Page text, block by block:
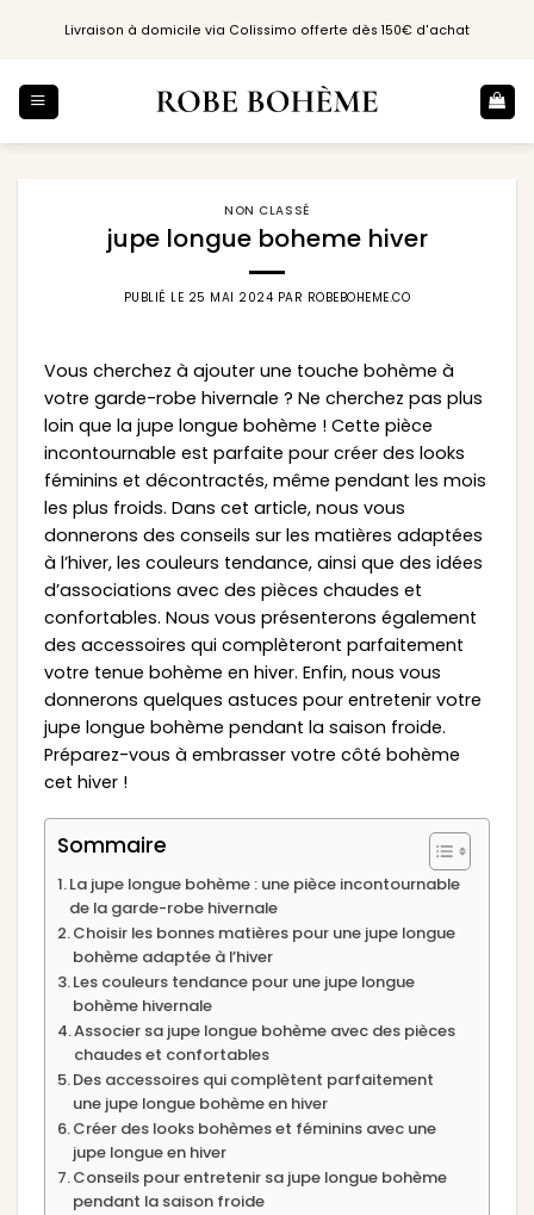
Livraison à domicile via Colissimo offerte dès 150€ d'achat
NON CLASSÉ
jupe longue boheme hiver
PUBLIÉ LE 25 MAI 2024 PAR ROBEBOHEME.CO
Vous cherchez à ajouter une touche bohème à
votre garde-robe hivernale ? Ne cherchez pas plus
loin que la jupe longue bohème ! Cette pièce
incontournable est parfaite pour créer des looks
féminins et décontractés, même pendant les mois
les plus froids. Dans cet article, nous vous
donnerons des conseils sur les matières adaptées
à l’hiver, les couleurs tendance, ainsi que des idées
d’associations avec des pièces chaudes et
confortables. Nous vous présenterons également
des accessoires qui complèteront parfaitement
votre tenue bohème en hiver. Enfin, nous vous
donnerons quelques astuces pour entretenir votre
jupe longue bohème pendant la saison froide.
Préparez-vous à embrasser votre côté bohème
cet hiver !
Sommaire
La jupe longue bohème : une pièce incontournable
de la garde-robe hivernale
Choisir les bonnes matières pour une jupe longue
bohème adaptée à l’hiver
Les couleurs tendance pour une jupe longue
bohème hivernale
Associer sa jupe longue bohème avec des pièces
chaudes et confortables
Des accessoires qui complètent parfaitement
une jupe longue bohème en hiver
Créer des looks bohèmes et féminins avec une
jupe longue en hiver
Conseils pour entretenir sa jupe longue bohème
pendant la saison froide